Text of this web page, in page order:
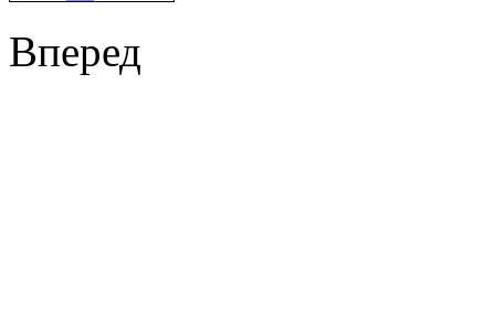
Вперед